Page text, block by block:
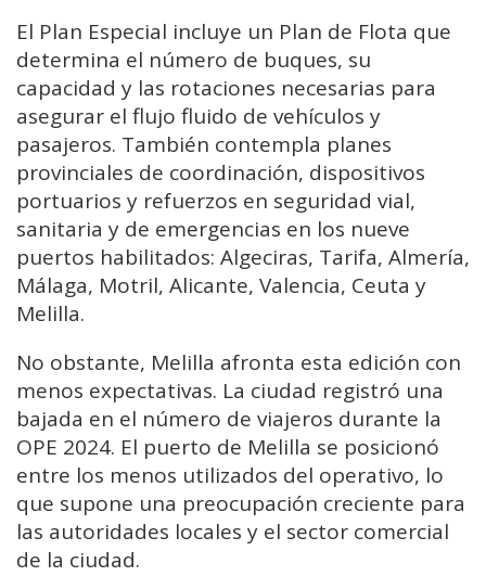
El Plan Especial incluye un Plan de Flota que
determina el número de buques, su
capacidad y las rotaciones necesarias para
asegurar el flujo fluido de vehículos y
pasajeros. También contempla planes
provinciales de coordinación, dispositivos
portuarios y refuerzos en seguridad vial,
sanitaria y de emergencias en los nueve
puertos habilitados: Algeciras, Tarifa, Almería,
Málaga, Motril, Alicante, Valencia, Ceuta y
Melilla.
No obstante, Melilla afronta esta edición con
menos expectativas. La ciudad registró una
bajada en el número de viajeros durante la
OPE 2024. El puerto de Melilla se posicionó
entre los menos utilizados del operativo, lo
que supone una preocupación creciente para
las autoridades locales y el sector comercial
de la ciudad.